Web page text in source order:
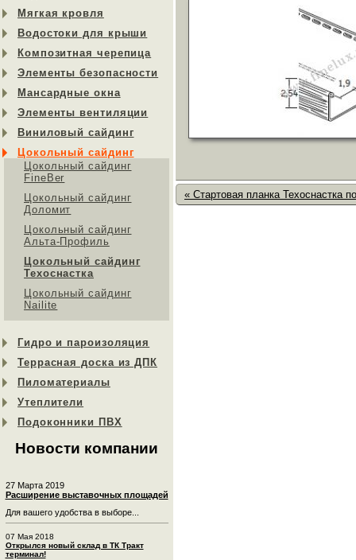
Мягкая кровля
Водостоки для крыши
Композитная черепица
Элементы безопасности
Мансардные окна
Элементы вентиляции
Виниловый сайдинг
Цокольный сайдинг
Цокольный сайдинг
FineBer
Цокольный сайдинг
Доломит
Цокольный сайдинг
Альта-Профиль
Цокольный сайдинг
Техоснастка
Цокольный сайдинг
Nailite
Гидро и пароизоляция
Террасная доска из ДПК
Пиломатериалы
Утеплители
Подоконники ПВХ
Новости компании
27 Марта 2019
Расширение выставочных площадей
Для вашего удобства в выборе...
07 Мая 2018
Открылся новый склад в ТК Тракт
терминал!
« Стартовая планка Техоснастка